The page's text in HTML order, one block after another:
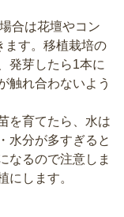
合は花壇やコン
ます。移植栽培の
発芽したら1本に
触れ合わないよう
を育てたら、水は
水分が多すぎると
なるので注意しま
にします。